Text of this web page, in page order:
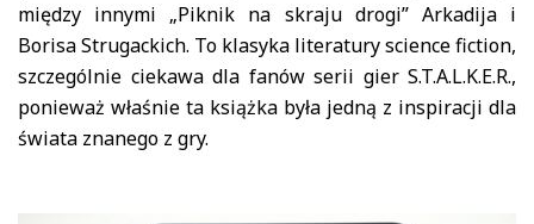
między innymi „Piknik na skraju drogi” Arkadija i
Borisa Strugackich. To klasyka literatury science fiction,
szczególnie ciekawa dla fanów serii gier S.T.A.L.K.E.R.,
ponieważ właśnie ta książka była jedną z inspiracji dla
świata znanego z gry.